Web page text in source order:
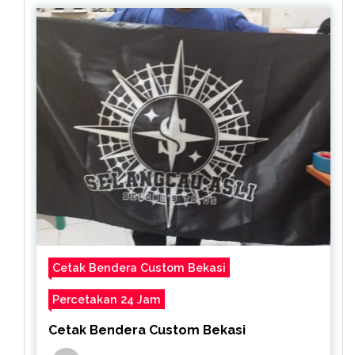
Cetak Bendera Custom Bekasi
Percetakan 24 Jam
Cetak Bendera Custom Bekasi